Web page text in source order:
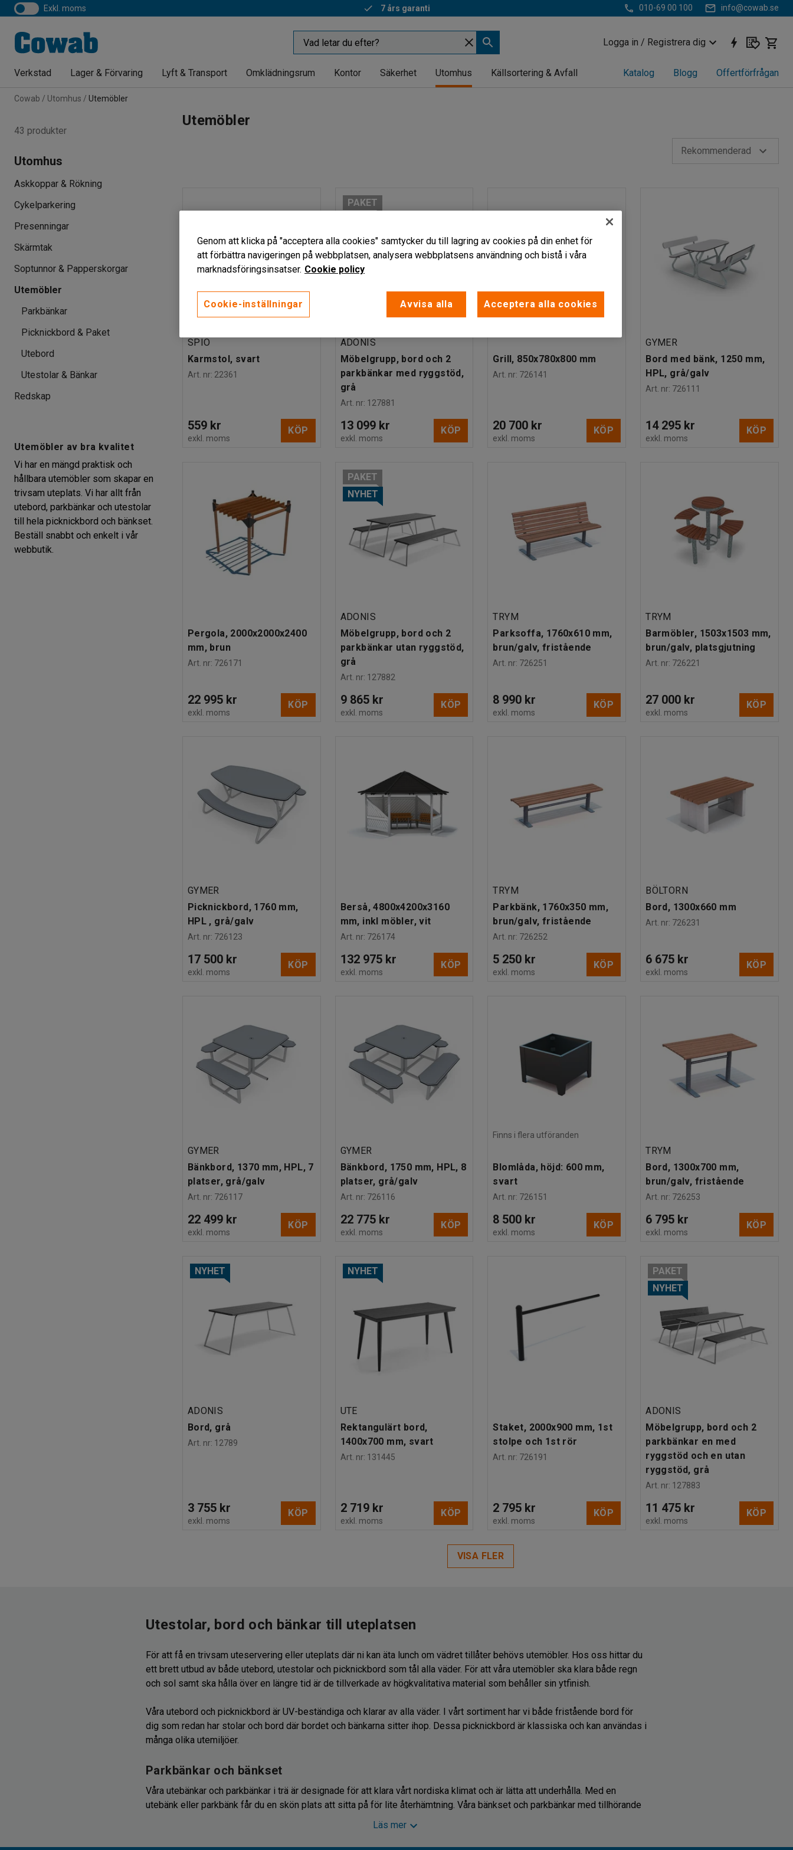
exkl. moms 7 års garanti 010-69 00 100 info@cowab.se
Logga in / Registrera dig
Verkstad Lager & Förvaring Lyft & Transport Omklädningsrum Kontor Säkerhet Utomhus Källsortering & Avfall Katalog Blogg Offertförfrågan
Cowab Utomhus Utemöbler
Utemöbler
Rekommenderad
SPIO
Karmstol, svart
Art. nr: 22361
559 kr
exkl. moms
KÖP
PAKET
ADONIS
Möbelgrupp, bord och 2
parkbänkar med ryggstöd,
grå
Art. nr: 127881
13 099 kr
exkl. moms
KÖP
Grill, 850x780x800 mm
Art. nr: 726141
20 700 kr
exkl. moms
KÖP
GYMER
Bord med bänk, 1250 mm,
HPL, grå/galv
Art. nr: 726111
14 295 kr
exkl. moms
KÖP
Pergola, 2000x2000x2400
mm, brun
Art. nr: 726171
22 995 kr
exkl. moms
KÖP
PAKET
NYHET
ADONIS
Möbelgrupp, bord och 2
parkbänkar utan ryggstöd,
grå
Art. nr: 127882
9 865 kr
exkl. moms
KÖP
TRYM
Parksoffa, 1760x610 mm,
brun/galv, fristående
Art. nr: 726251
8 990 kr
exkl. moms
KÖP
TRYM
Barmöbler, 1503x1503 mm,
brun/galv, platsgjutning
Art. nr: 726221
27 000 kr
exkl. moms
KÖP
GYMER
Picknickbord, 1760 mm,
HPL , grå/galv
Art. nr: 726123
17 500 kr
exkl. moms
KÖP
Berså, 4800x4200x3160
mm, inkl möbler, vit
Art. nr: 726174
132 975 kr
exkl. moms
KÖP
TRYM
Parkbänk, 1760x350 mm,
brun/galv, fristående
Art. nr: 726252
5 250 kr
exkl. moms
KÖP
BÖLTORN
Bord, 1300x660 mm
Art. nr: 726231
6 675 kr
exkl. moms
KÖP
GYMER
Bänkbord, 1370 mm, HPL, 7
platser, grå/galv
Art. nr: 726117
22 499 kr
exkl. moms
KÖP
GYMER
Bänkbord, 1750 mm, HPL, 8
platser, grå/galv
Art. nr: 726116
22 775 kr
exkl. moms
KÖP
Finns i flera utföranden
Blomlåda, höjd: 600 mm,
svart
Art. nr: 726151
8 500 kr
exkl. moms
KÖP
TRYM
Bord, 1300x700 mm,
brun/galv, fristående
Art. nr: 726253
6 795 kr
exkl. moms
KÖP
NYHET
ADONIS
Bord, grå
Art. nr: 12789
3 755 kr
exkl. moms
KÖP
NYHET
UTE
Rektangulärt bord,
1400x700 mm, svart
Art. nr: 131445
2 719 kr
exkl. moms
KÖP
Staket, 2000x900 mm, 1st
stolpe och 1st rör
Art. nr: 726191
2 795 kr
exkl. moms
KÖP
PAKET
NYHET
ADONIS
Möbelgrupp, bord och 2
parkbänkar en med
ryggstöd och en utan
ryggstöd, grå
Art. nr: 127883
11 475 kr
exkl. moms
KÖP
VISA FLER
43 produkter
Utomhus
Askkoppar & Rökning
Cykelparkering
Presenningar
Skärmtak
Soptunnor & Papperskorgar
Utemöbler
Parkbänkar
Picknickbord & Paket
Utebord
Utestolar & Bänkar
Redskap
Utemöbler av bra kvalitet
Vi har en mängd praktisk och
hållbara utemöbler som skapar en
trivsam uteplats. Vi har allt från
utebord, parkbänkar och utestolar
till hela picknickbord och bänkset.
Beställ snabbt och enkelt i vår
webbutik.
Utestolar, bord och bänkar till uteplatsen
För att få en trivsam uteservering eller uteplats där ni kan äta lunch om vädret tillåter behövs utemöbler. Hos oss hittar du
ett brett utbud av både utebord, utestolar och picknickbord som tål alla väder. För att våra utemöbler ska klara både regn
och sol samt ska hålla över en längre tid är de tillverkade av högkvalitativa material som behåller sin ytfinish.
Våra utebord och picknickbord är UV-beständiga och klarar av alla väder. I vårt sortiment har vi både fristående bord för
dig som redan har stolar och bord där bordet och bänkarna sitter ihop. Dessa picknickbord är klassiska och kan användas i
många olika utemiljöer.
Parkbänkar och bänkset
Våra utebänkar och parkbänkar i trä är designade för att klara vårt nordiska klimat och är lätta att underhålla. Med en
utebänk eller parkbänk får du en skön plats att sitta på för lite återhämtning. Våra bänkset och parkbänkar med tillhörande
bord passar för dig som vill ha en sittplats med ett bord där du kan ställa dina saker eller äta din matlåda.
Har du frågor eller funderingar om våra utemöbler, picknickbord eller parkbänkar kan du kontakta vår kundservice så hjälper
Läs mer
Genom att klicka på "acceptera alla cookies" samtycker du till lagring av cookies på din enhet för
att förbättra navigeringen på webbplatsen, analysera webbplatsens användning och bistå i våra
marknadsföringsinsatser. Cookie policy
Cookie-inställningar Avvisa alla Acceptera alla cookies